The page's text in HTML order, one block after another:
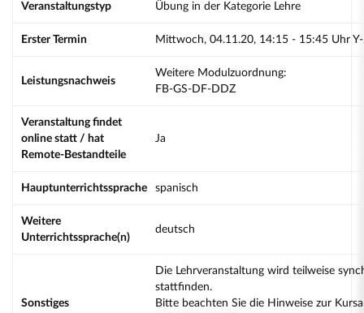
Veranstaltungstyp Übung in der Kategorie Lehre
Erster Termin Mittwoch, 04.11.20, 14:15 - 15:45 Uhr
Leistungsnachweis
Weitere Modulzuordnung:
FB-GS-DF-DDZ
Veranstaltung findet
online statt / hat
Remote-Bestandteile
Ja
Hauptunterrichtssprache spanisch
Weitere
Unterrichtssprache(n)
deutsch
Sonstiges
Die Lehrveranstaltung wird teilweise
stattfinden.
Bitte beachten Sie die Hinweise zur